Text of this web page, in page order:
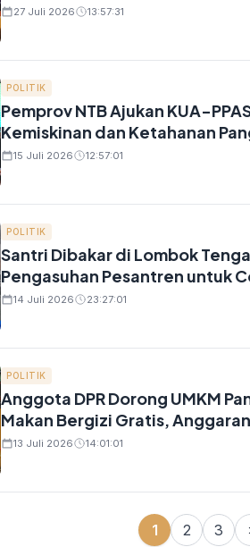
27 Juli 2026 13:57:31
POLITIK
Pemprov NTB Ajukan KUA-
Kemiskinan dan Ketahanan
15 Juli 2026 12:57:01
POLITIK
Santri Dibakar di Lombok
Pengasuhan Pesantren untuk
14 Juli 2026 23:27:01
POLITIK
Anggota DPR Dorong UMKM
Makan Bergizi Gratis,
13 Juli 2026 14:01:01
1 2 3